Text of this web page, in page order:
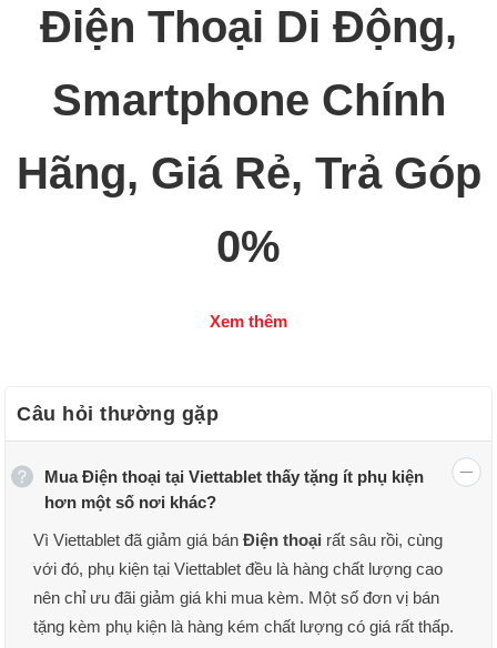
Điện Thoại Di Động,
Smartphone Chính
Hãng, Giá Rẻ, Trả Góp
0%
Điện thoại di động là một phần không thể thiếu trong
trọng. Trong bài viết này, chúng ta sẽ tìm hiểu các dòng
điện thoại thông minh, cách phân loại chúng theo nhu cầu
sử dụng, cũng như những tiêu chí chọn mua smartphone
chính hãng giá rẻ tại các cửa hàng uy tín như Viettablet.
Điện thoại di động là gì? Các tính năng
chính của điện thoại thông minh
Điện thoại di động, hay còn gọi là smartphone, là một
Xem thêm
Câu hỏi thường gặp
Mua Điện thoại tại Viettablet thấy tặng ít phụ kiện
hơn một số nơi khác?
Vì Viettablet đã giảm giá bánĐiện thoại rất sâu rồi, cùng
với đó, phụ kiện tại Viettablet đều là hàng chất lượng cao
nên chỉ ưu đãi giảm giá khi mua kèm. Một số đơn vị bán
tặng kèm phụ kiện là hàng kém chất lượng có giá rất thấp.